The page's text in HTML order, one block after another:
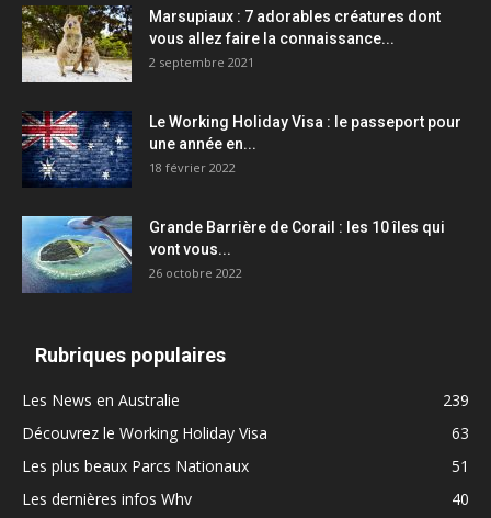
Marsupiaux : 7 adorables créatures dont
vous allez faire la connaissance...
2 septembre 2021
Le Working Holiday Visa : le passeport pour
une année en...
18 février 2022
Grande Barrière de Corail : les 10 îles qui
vont vous...
26 octobre 2022
Rubriques populaires
Les News en Australie
239
Découvrez le Working Holiday Visa
63
Les plus beaux Parcs Nationaux
51
Les dernières infos Whv
40